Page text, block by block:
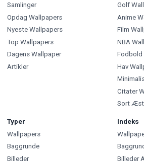
Samlinger
Opdag Wallpapers
Nyeste Wallpapers
Top Wallpapers
Dagens Wallpaper
Artikler
Golf
Anime
Film
NBA
Fodbold
Hav
Citater
Sort
Typer
Wallpapers
Baggrunde
Billeder
Indeks
Billeder